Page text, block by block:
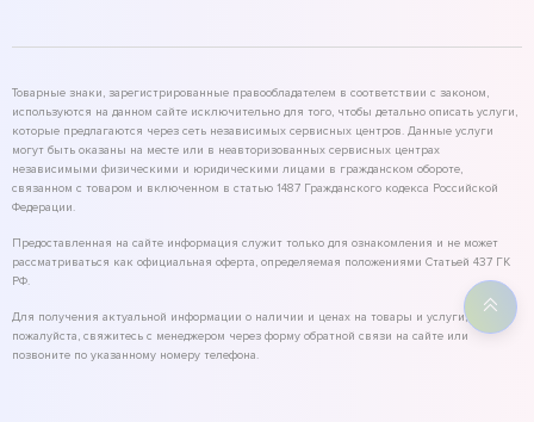
Товарные знаки, зарегистрированные правообладателем в соответствии с законом,
используются на данном сайте исключительно для того, чтобы детально описать услуги,
которые предлагаются через сеть независимых сервисных центров. Данные услуги
могут быть оказаны на месте или в неавторизованных сервисных центрах
независимыми физическими и юридическими лицами в гражданском обороте,
связанном с товаром и включенном в статью 1487 Гражданского кодекса Российской
Федерации.
Предоставленная на сайте информация служит только для ознакомления и не может
рассматриваться как официальная оферта, определяемая положениями Статьей 437 ГК
РФ.
Для получения актуальной информации о наличии и ценах на товары и услуги,
пожалуйста, свяжитесь с менеджером через форму обратной связи на сайте или
позвоните по указанному номеру телефона.